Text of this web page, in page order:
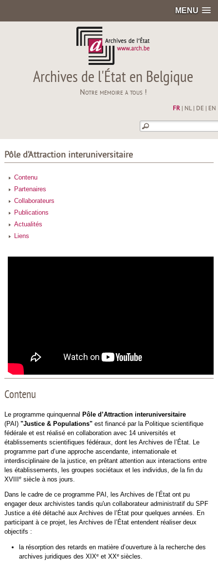
MENU
Archives de l'État en Belgique
Notre mémoire à tous !
FR| NL| DE EN
Pôle d’Attraction interuniversitaire
Contenu
Partenaires
Collaborateurs
Publications
Actualités
Liens
Contenu
Le programme quinquennal Pôle d’Attraction interuniversitaire
(PAI) "Justice & Populations" est financé par la Politique scientifique
fédérale et est réalisé en collaboration avec 14 universités et
établissements scientifiques fédéraux, dont les Archives de l’État. Le
programme part d’une approche ascendante, internationale et
interdisciplinaire de la justice, en prêtant attention aux interactions entre
les établissements, les groupes sociétaux et les individus, de la fin du
XVIIIesiècle à nos jours.
Dans le cadre de ce programme PAI, les Archives de l’État ont pu
engager deux archivistes tandis qu'un collaborateur administratif du SPF
Justice a été détaché aux Archives de l’État pour quelques années. En
participant à ce projet, les Archives de l’État entendent réaliser deux
objectifs :
la résorption des retards en matière d’ouverture à la recherche des
archives juridiques des XIXeet XXe siècles.